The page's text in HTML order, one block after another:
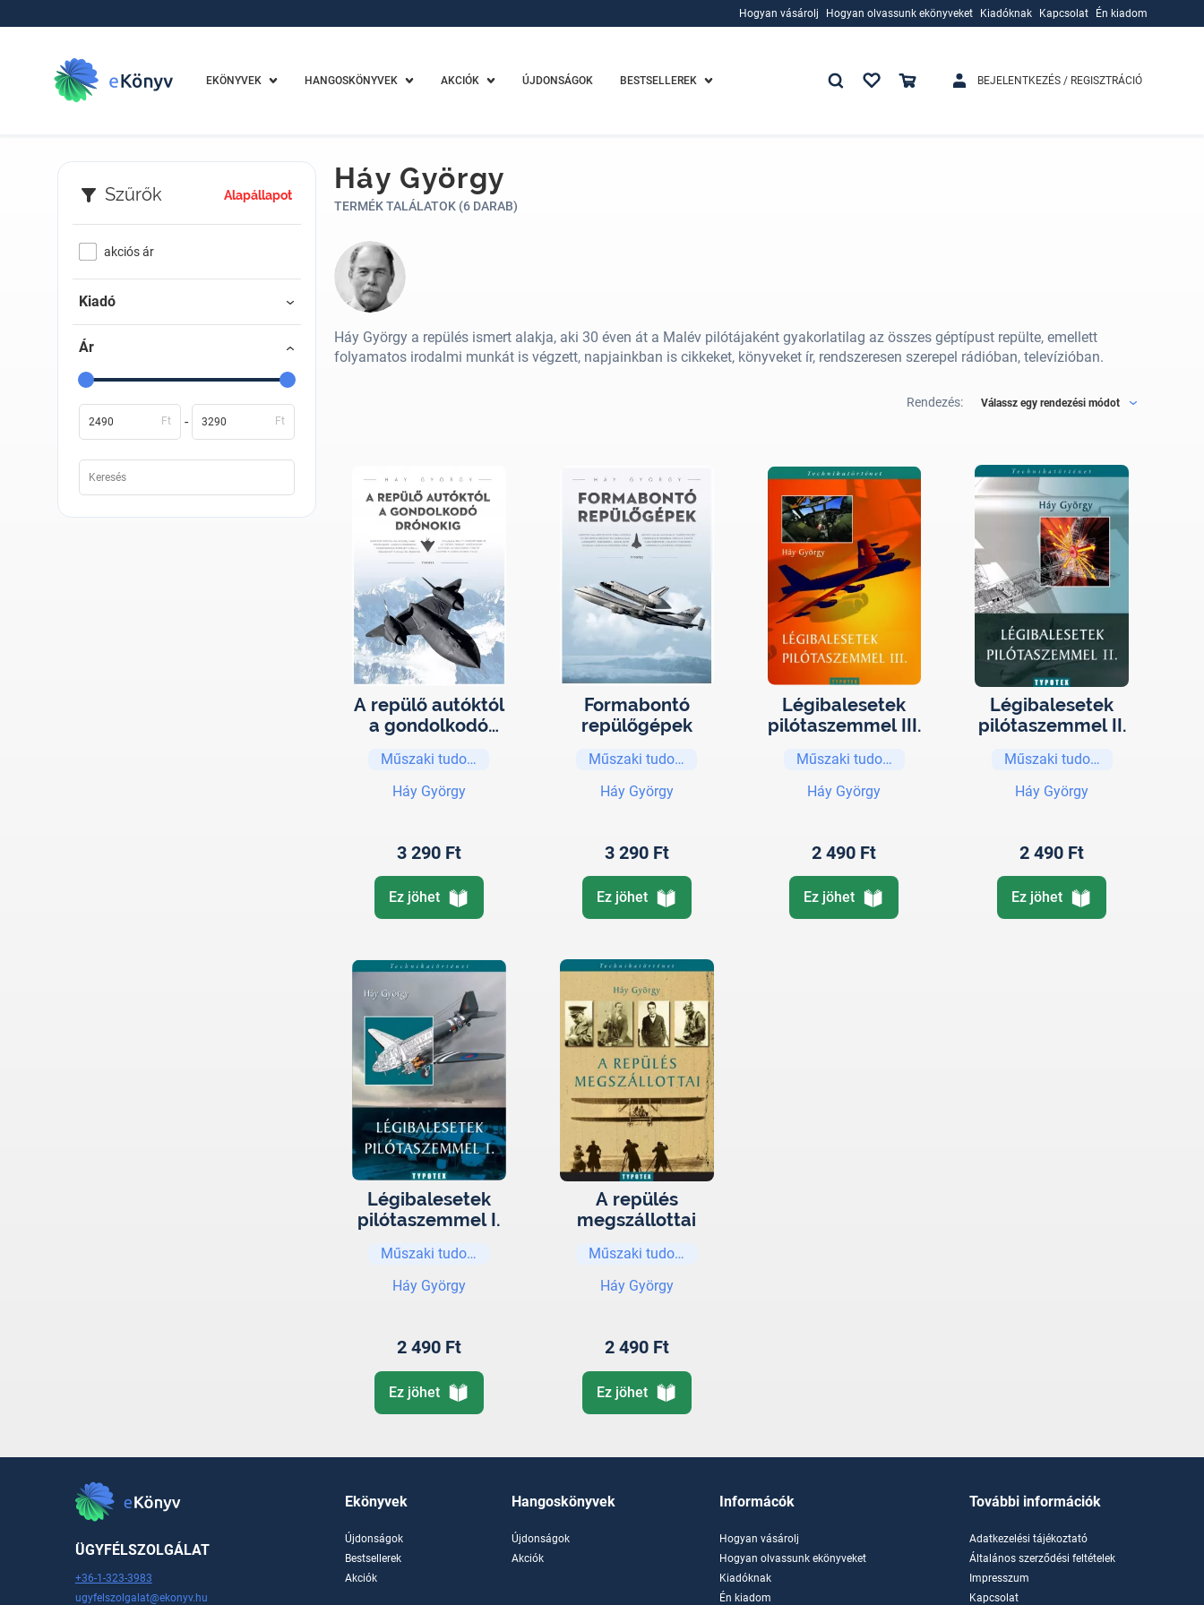
Hogyan vásárolj
Hogyan olvassunk ekönyveket
Kiadóknak
Kapcsolat Én kiadom
EKÖNYVEK HANGOSKÖNYVEK AKCIÓK ÚJDONSÁGOK BESTSELLEREK BEJELENTKEZÉS / REGISZTRÁCIÓ
Szűrők Alapállapot
akciós ár
Kiadó
Ár
Ft - Ft
Háy György
TERMÉK TALÁLATOK (6 DARAB)
Háy György a repülés ismert alakja, aki 30 éven át a Malév pilótájaként gyakorlatilag az összes géptípust repülte, emellett
folyamatos irodalmi munkát is végzett, napjainkban is cikkeket, könyveket ír, rendszeresen szerepel rádióban, televízióban.
Rendezés: Válassz egy rendezési módot
A repülő autóktól
a gondolkodó
További
formabontó
Műszaki tudományok
Háy György
3 290 Ft
Ez jöhet
Formabontó
repülőgépek
Műszaki tudományok
Háy György
3 290 Ft
Ez jöhet
Légibalesetek
pilótaszemmel III.
Műszaki tudományok
Háy György
2 490 Ft
Ez jöhet
Légibalesetek
pilótaszemmel II.
Műszaki tudományok
Háy György
2 490 Ft
Ez jöhet
Légibalesetek
pilótaszemmel I.
Műszaki tudományok
Háy György
2 490 Ft
Ez jöhet
A repülés
megszállottai
Műszaki tudományok
Háy György
2 490 Ft
Ez jöhet
ÜGYFÉLSZOLGÁLAT
+36-1-323-3983
ugyfelszolgalat@ekonyv.hu
Ekönyvek
Újdonságok
Bestsellerek
Akciók
Hangoskönyvek
Újdonságok
Akciók
Informácók
Hogyan vásárolj
Hogyan olvassunk ekönyveket
Kiadóknak
Én kiadom
További információk
Adatkezelési tájékoztató
Általános szerződési feltételek
Impresszum
Kapcsolat